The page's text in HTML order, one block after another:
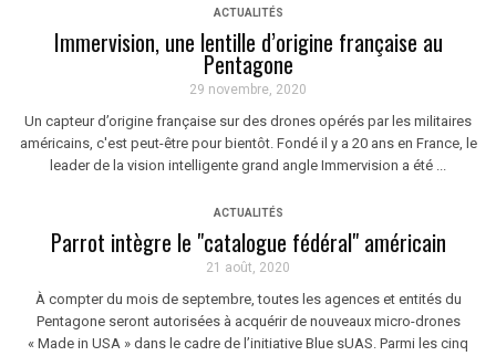
ACTUALITÉS
Immervision, une lentille d’origine française au
Pentagone
29 novembre, 2020
Un capteur d’origine française sur des drones opérés par les militaires
américains, c'est peut-être pour bientôt. Fondé il y a 20 ans en France, le
leader de la vision intelligente grand angle Immervision a été ...
ACTUALITÉS
Parrot intègre le "catalogue fédéral" américain
21 août, 2020
À compter du mois de septembre, toutes les agences et entités du
Pentagone seront autorisées à acquérir de nouveaux micro-drones
« Made in USA » dans le cadre de l’initiative Blue sUAS. Parmi les cinq